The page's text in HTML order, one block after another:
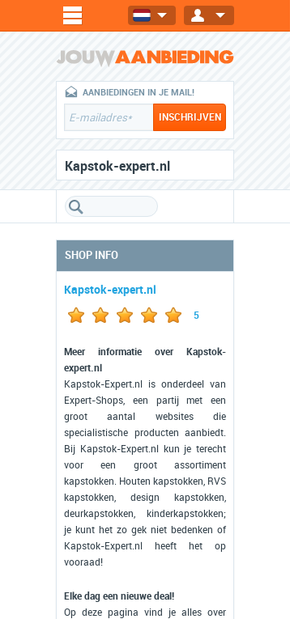
AANBIEDINGEN IN JE MAIL!
Kapstok-expert.nl
SHOP INFO
Kapstok-expert.nl
5
Meer informatie over Kapstok-
expert.nl
Kapstok-Expert.nl is onderdeel van
Expert-Shops, een partij met een
groot aantal websites die
specialistische producten aanbiedt.
Bij Kapstok-Expert.nl kun je terecht
voor een groot assortiment
kapstokken. Houten kapstokken, RVS
kapstokken, design kapstokken,
deurkapstokken, kinderkapstokken;
je kunt het zo gek niet bedenken of
Kapstok-Expert.nl heeft het op
vooraad!
Elke dag een nieuwe deal!
Op deze pagina vind je alles over